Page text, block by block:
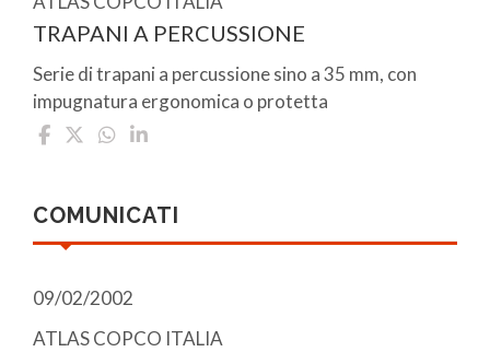
TRAPANI A PERCUSSIONE
Serie di trapani a percussione sino a 35 mm, con
impugnatura ergonomica o protetta
COMUNICATI
09/02/2002
ATLAS COPCO ITALIA